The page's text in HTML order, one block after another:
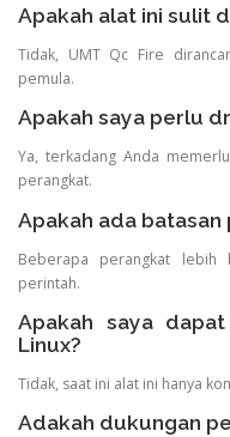
Apakah alat ini sulit
Tidak, UMT Qc Fire
pemula.
Apakah saya perlu
Ya, terkadang Anda
perangkat.
Apakah ada batasan
Beberapa perangkat lebih
perintah.
Apakah saya
Linux?
Tidak, saat ini alat ini hanya
Adakah dukungan